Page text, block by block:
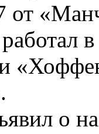
от
о